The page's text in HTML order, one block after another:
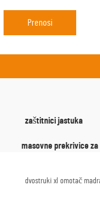
Prenosi
zaštitnici jastuka
masovne prekrivice
dvostruki xl omotač